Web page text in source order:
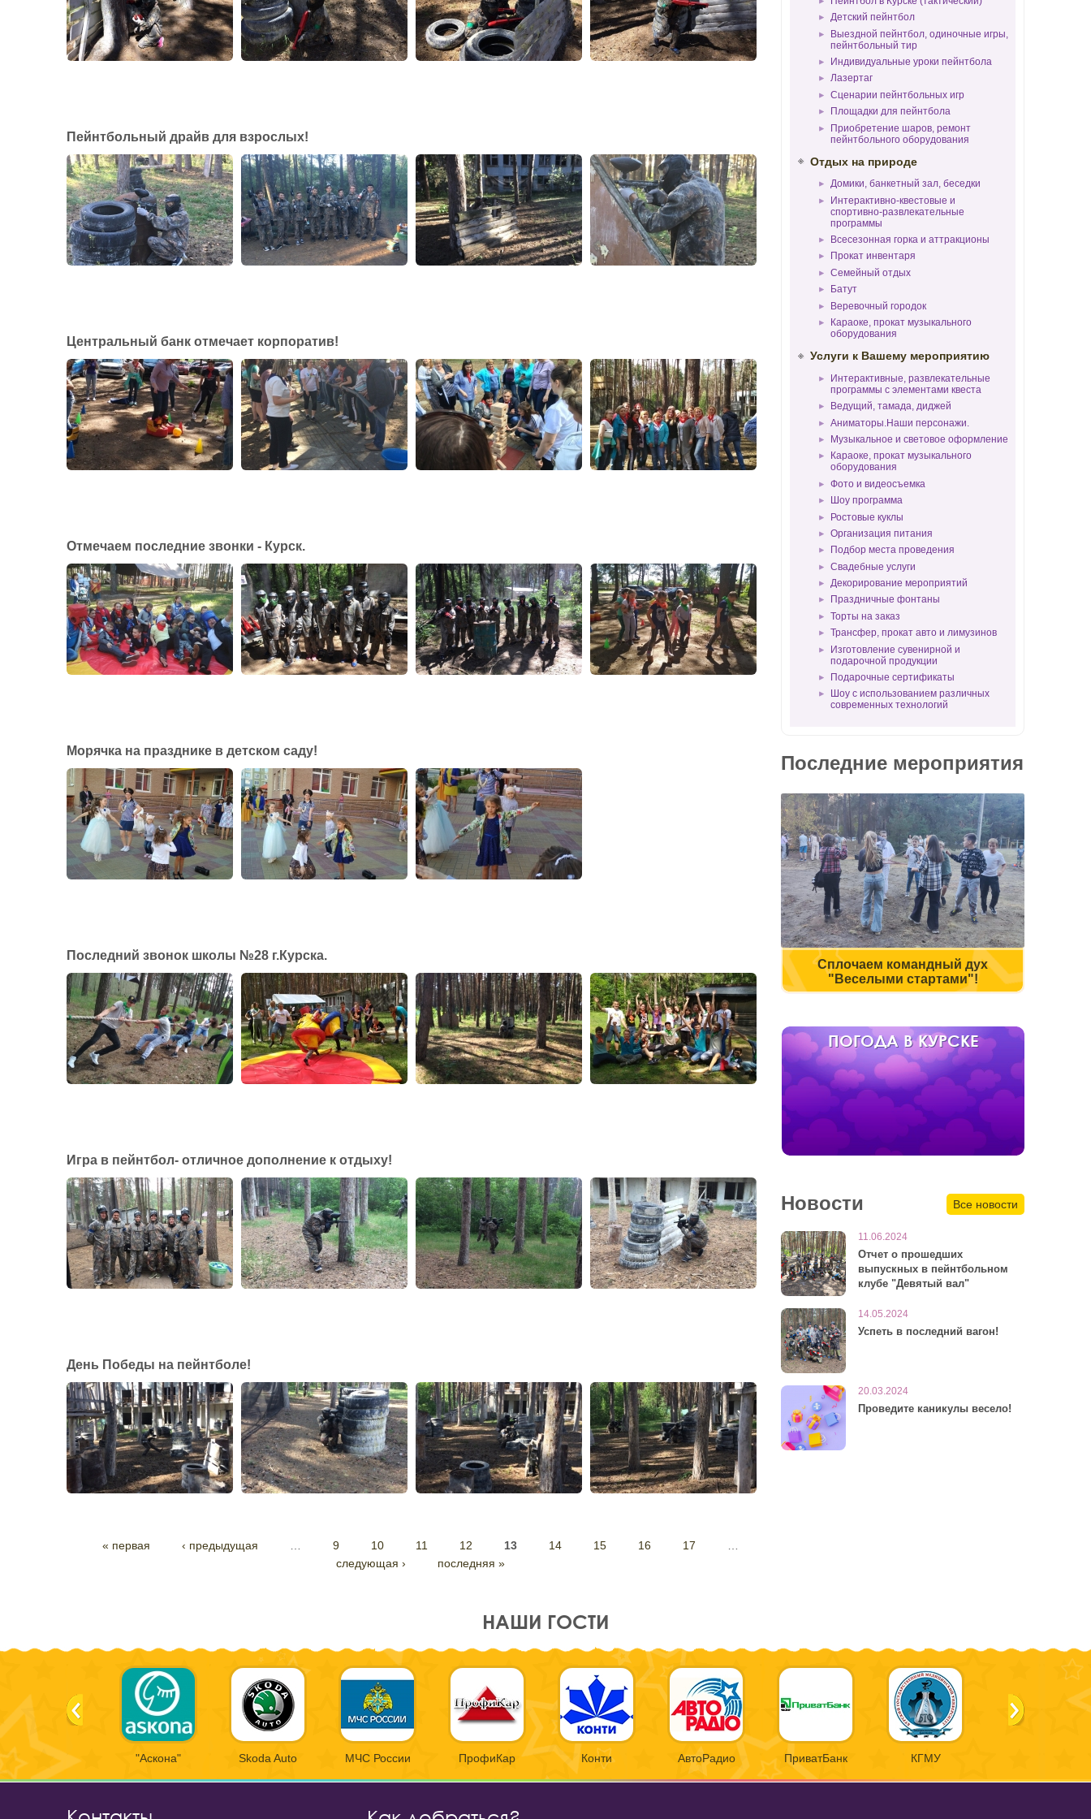
Пейнтбольный драйв для взрослых!
Центральный банк отмечает корпоратив!
Отмечаем последние звонки - Курск.
Морячка на празднике в детском саду!
Последний звонок школы №28 г.Курска.
Игра в пейнтбол- отличное дополнение к отдыху!
День Победы на пейнтболе!
« первая ‹ предыдущая 9 10 11 12 13 14 15 16 17
следующая ›
последняя »
Детский пейнтбол
Выездной пейнтбол, одиночные игры,
пейнтбольный тир
Индивидуальные уроки пейнтбола
Лазертаг
Сценарии пейнтбольных игр
Площадки для пейнтбола
Приобретение шаров, ремонт
пейнтбольного оборудования
Отдых на природе
Домики, банкетный зал, беседки
Интерактивно-квестовые и
спортивно-развлекательные
программы
Всесезонная горка и аттракционы
Прокат инвентаря
Семейный отдых
Батут
Веревочный городок
Караоке, прокат музыкального
оборудования
Услуги к Вашему мероприятию
Интерактивные, развлекательные
программы с элементами квеста
Ведущий, тамада, диджей
Аниматоры.Наши персонажи.
Музыкальное и световое оформление
Караоке, прокат музыкального
оборудования
Фото и видеосъемка
Шоу программа
Ростовые куклы
Организация питания
Подбор места проведения
Свадебные услуги
Декорирование мероприятий
Праздничные фонтаны
Торты на заказ
Трансфер, прокат авто и лимузинов
Изготовление сувенирной и
подарочной продукции
Подарочные сертификаты
Шоу с использованием различных
современных технологий
Последние мероприятия
Сплочаем командный дух
"Веселыми стартами"!
ПОГОДА В КУРСКЕ
Новости
11.06.2024
Отчет о прошедших
выпускных в пейнтбольном
клубе "Девятый вал"
14.05.2024
Успеть в последний вагон!
20.03.2024
Проведите каникулы весело!
Все новости
НАШИ ГОСТИ
"Аскона" Skoda Auto МЧС России ПрофиКар Конти АвтоРадио ПриватБанк КГМУ